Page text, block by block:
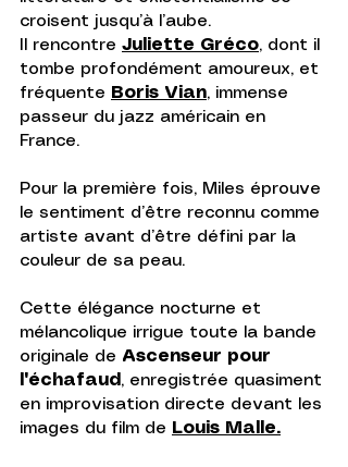
croisent jusqu’à l’aube.
Il rencontre Juliette Gréco, dont il
tombe profondément amoureux, et
fréquente Boris Vian, immense
passeur du jazz américain en
France.
Pour la première fois, Miles éprouve
le sentiment d’être reconnu comme
artiste avant d’être défini par la
couleur de sa peau.
Cette élégance nocturne et
mélancolique irrigue toute la bande
originale de Ascenseur pour
l'échafaud , enregistrée quasiment
en improvisation directe devant les
images du film de Louis Malle.